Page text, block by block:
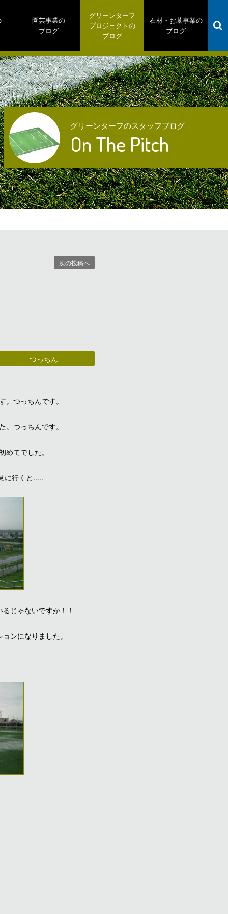
園芸事業の
ブログ
グリーンターフ
プロジェクトの
ブログ
石材・お墓事業の
ブログ
グリーンターフのスタッフブログ
On The Pitch
次の投稿へ
つっちん
つっちんです。
つっちんです。
てでした。
に行くと.....
じゃないですか！！
ンになりました。